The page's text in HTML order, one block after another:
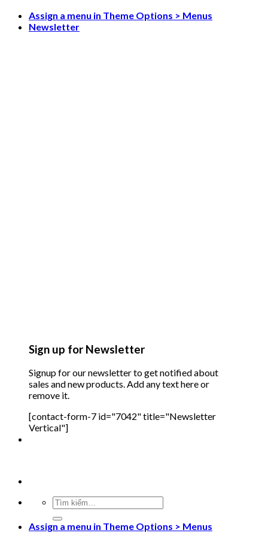
Skip
Assign a menu in Theme Options > Menus
Newsletter
Sign up for Newsletter
Signup for our newsletter to get notified about
sales and new products. Add any text here or
remove it.
[contact-form-7 id="7042" title="Newsletter
Vertical"]
Tìm
kiếm:
Assign a menu in Theme Options > Menus